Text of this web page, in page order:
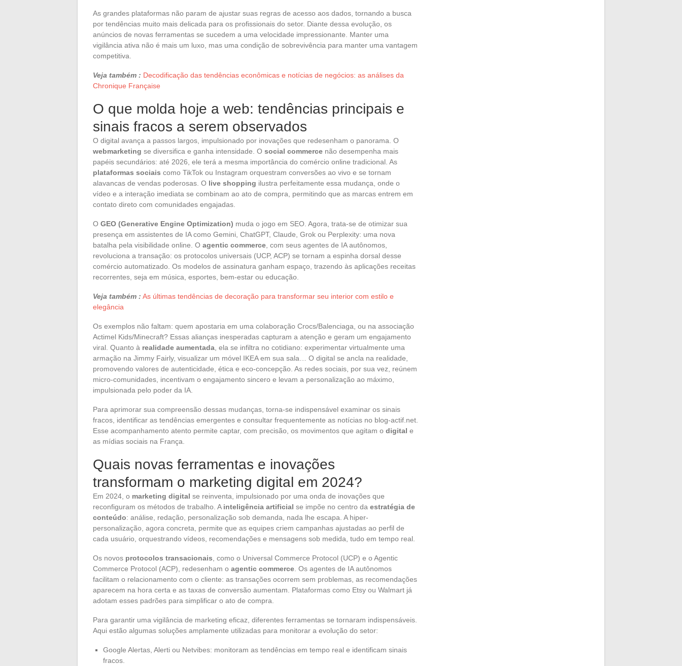
As grandes plataformas não param de ajustar suas regras de acesso aos dados, tornando a busca
por tendências muito mais delicada para os profissionais do setor. Diante dessa evolução, os
anúncios de novas ferramentas se sucedem a uma velocidade impressionante. Manter uma
vigilância ativa não é mais um luxo, mas uma condição de sobrevivência para manter uma vantagem
competitiva.
Veja também : Decodificação das tendências econômicas e notícias de negócios: as análises da
Chronique Française
O que molda hoje a web: tendências principais e
sinais fracos a serem observados
O digital avança a passos largos, impulsionado por inovações que redesenham o panorama. O
webmarketing se diversifica e ganha intensidade. O social commerce não desempenha mais
papéis secundários: até 2026, ele terá a mesma importância do comércio online tradicional. As
plataformas sociais como TikTok ou Instagram orquestram conversões ao vivo e se tornam
alavancas de vendas poderosas. O live shopping ilustra perfeitamente essa mudança, onde o
vídeo e a interação imediata se combinam ao ato de compra, permitindo que as marcas entrem em
contato direto com comunidades engajadas.
O GEO (Generative Engine Optimization) muda o jogo em SEO. Agora, trata-se de otimizar sua
presença em assistentes de IA como Gemini, ChatGPT, Claude, Grok ou Perplexity: uma nova
batalha pela visibilidade online. O agentic commerce , com seus agentes de IA autônomos,
revoluciona a transação: os protocolos universais (UCP, ACP) se tornam a espinha dorsal desse
comércio automatizado. Os modelos de assinatura ganham espaço, trazendo às aplicações receitas
recorrentes, seja em música, esportes, bem-estar ou educação.
Veja também : As últimas tendências de decoração para transformar seu interior com estilo e
elegância
Os exemplos não faltam: quem apostaria em uma colaboração Crocs/Balenciaga, ou na associação
Actimel Kids/Minecraft? Essas alianças inesperadas capturam a atenção e geram um engajamento
viral. Quanto à realidade aumentada , ela se infiltra no cotidiano: experimentar virtualmente uma
armação na Jimmy Fairly, visualizar um móvel IKEA em sua sala… O digital se ancla na realidade,
promovendo valores de autenticidade, ética e eco-concepção. As redes sociais, por sua vez, reúnem
micro-comunidades, incentivam o engajamento sincero e levam a personalização ao máximo,
impulsionada pelo poder da IA.
Para aprimorar sua compreensão dessas mudanças, torna-se indispensável examinar os sinais
fracos, identificar as tendências emergentes e consultar frequentemente as notícias no blog-actif.net.
Esse acompanhamento atento permite captar, com precisão, os movimentos que agitam o digital e
as mídias sociais na França.
Quais novas ferramentas e inovações
transformam o marketing digital em 2024?
Em 2024, o marketing digital se reinventa, impulsionado por uma onda de inovações que
reconfiguram os métodos de trabalho. A inteligência artificial se impõe no centro da estratégia de
conteúdo: análise, redação, personalização sob demanda, nada lhe escapa. A hiper-
personalização, agora concreta, permite que as equipes criem campanhas ajustadas ao perfil de
cada usuário, orquestrando vídeos, recomendações e mensagens sob medida, tudo em tempo real.
Os novos protocolos transacionais , como o Universal Commerce Protocol (UCP) e o Agentic
Commerce Protocol (ACP), redesenham o agentic commerce . Os agentes de IA autônomos
facilitam o relacionamento com o cliente: as transações ocorrem sem problemas, as recomendações
aparecem na hora certa e as taxas de conversão aumentam. Plataformas como Etsy ou Walmart já
adotam esses padrões para simplificar o ato de compra.
Para garantir uma vigilância de marketing eficaz, diferentes ferramentas se tornaram indispensáveis.
Aqui estão algumas soluções amplamente utilizadas para monitorar a evolução do setor:
Google Alertas, Alerti ou Netvibes: monitoram as tendências em tempo real e identificam sinais
fracos.